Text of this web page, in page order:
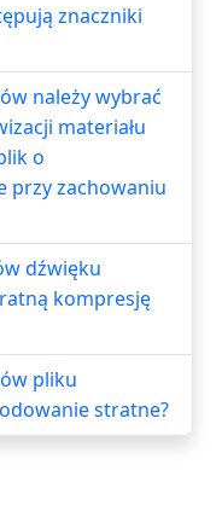
znaczniki
należy wybrać
materiału
o
przy zachowaniu
dźwięku
kompresję
pliku
stratne?